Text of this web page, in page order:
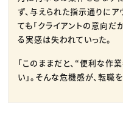
ず、与えられた指示通りにア
ても「クライアントの意向だ
る実感は失われていった。
「このままだと、“便利な作
い」。そんな危機感が、転職